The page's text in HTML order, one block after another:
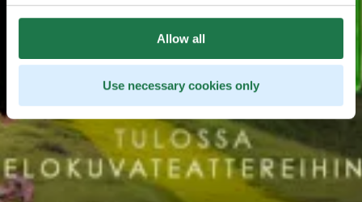
Allow all
Use necessary cookies only